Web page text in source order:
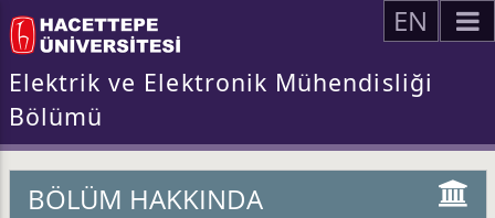
EN
Elektrik ve Elektronik Mühendisliği
Bölümü
BÖLÜM HAKKINDA